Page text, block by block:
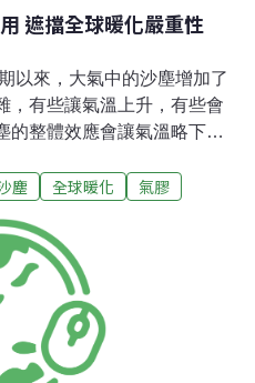
遮擋全球暖化嚴重性
以來，大氣中的沙塵增加了
，有些讓氣溫上升，有些會
的整體效應會讓氣溫略下
應這項研究於17日發表於
、加州大學洛杉磯分校
Jasper Kok）指出，自
球升溫1.2°C。如果沒有沙
0.055°C。他表示，沙塵大
升溫逼近1.5°C，細微的影
高氣候預測模型的準確性，
塵 全球暖化 氣膠